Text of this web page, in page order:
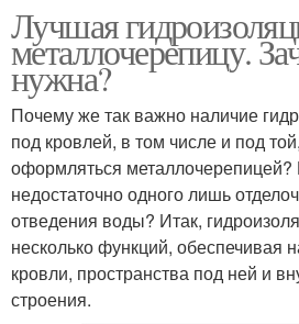
Лучшая
металлочерепицу.
нужна?
Почему же так важно наличие
под кровлей, в том числе и под
оформляться
недостаточно одного лишь
отведения воды? Итак,
несколько функций, обеспечивая
кровли, пространства под ней и
строения.